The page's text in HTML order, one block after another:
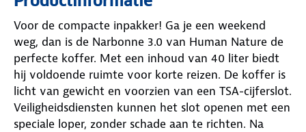
Voor de compacte inpakker! Ga je een weekend
weg, dan is de Narbonne 3.0 van Human Nature de
perfecte koffer. Met een inhoud van 40 liter biedt
hij voldoende ruimte voor korte reizen. De koffer is
licht van gewicht en voorzien van een TSA-cijferslot.
Veiligheidsdiensten kunnen het slot openen met een
speciale loper, zonder schade aan te richten. Na